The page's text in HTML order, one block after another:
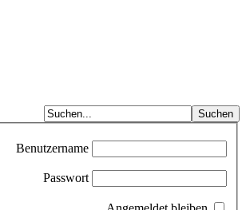
Benutzername
Passwort